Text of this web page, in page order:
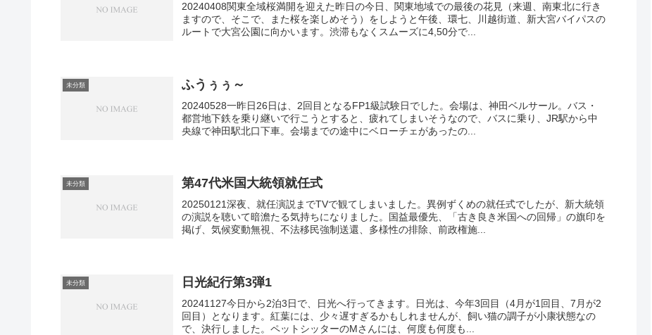
20240408関東全域桜満開を迎えた昨日の今日、関東地域での最後の花見（来週、南東北に行き
ますので、そこで、また桜を楽しめそう）をしようと午後、環七、川越街道、新大宮バイパスの
ルートで大宮公園に向かいます。渋滞もなくスムーズに4,50分で...
未分類 ふうぅぅ～
20240528一昨日26日は、2回目となるFP1級試験日でした。会場は、神田ベルサール。バス・
都営地下鉄を乗り継いで行こうとすると、疲れてしまいそうなので、バスに乗り、JR駅から中
央線で神田駅北口下車。会場までの途中にベローチェがあったの...
未分類 第47代米国大統領就任式
20250121深夜、就任演説までTVで観てしまいました。異例ずくめの就任式でしたが、新大統領
の演説を聴いて暗澹たる気持ちになりました。国益最優先、「古き良き米国への回帰」の旗印を
掲げ、気候変動無視、不法移民強制送還、多様性の排除、前政権施...
未分類 日光紀行第3弾1
20241127今日から2泊3日で、日光へ行ってきます。日光は、今年3回目（4月が1回目、7月が2
回目）となります。紅葉には、少々遅すぎるかもしれませんが、飼い猫の調子が小康状態なの
で、決行しました。ペットシッターのMさんには、何度も何度も...